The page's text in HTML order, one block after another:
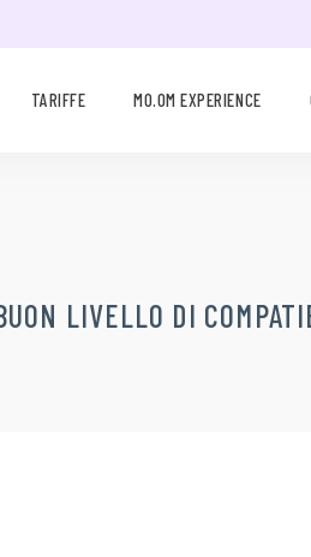
TARIFFE MO.OM EXPERIENCE
LIVELLO DI